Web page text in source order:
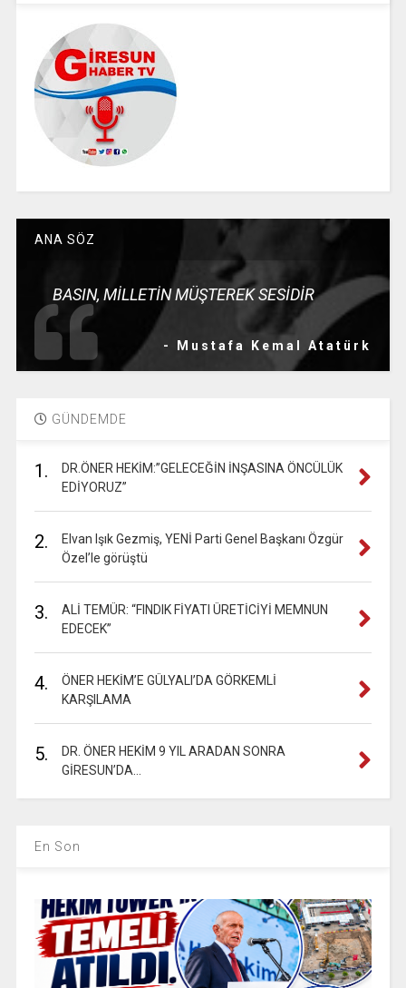
ANA SÖZ
BASIN, MİLLETİN MÜŞTEREK SESİDİR
- Mustafa Kemal Atatürk
GÜNDEMDE
1.
DR.ÖNER HEKİM:”GELECEĞİN İNŞASINA ÖNCÜLÜK
EDİYORUZ”
2.
Elvan Işık Gezmiş, YENİ Parti Genel Başkanı Özgür
Özel’le görüştü
3.
ALİ TEMÜR: “FINDIK FİYATI ÜRETİCİYİ MEMNUN
EDECEK”
4.
ÖNER HEKİM’E GÜLYALI’DA GÖRKEMLİ
KARŞILAMA
5.
DR. ÖNER HEKİM 9 YIL ARADAN SONRA
GİRESUN’DA…
En Son